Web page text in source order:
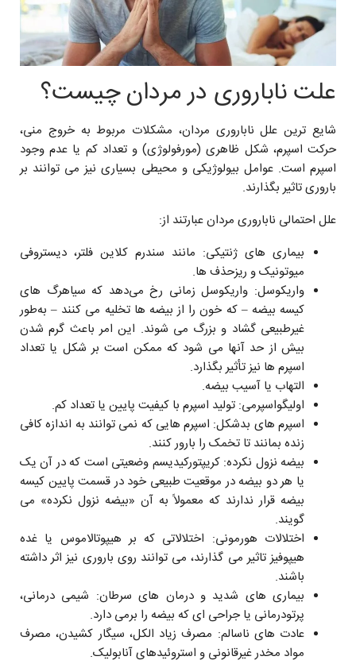
علت ناباروری در مردان چیست؟
شایع ‌ترین علل ناباروری مردان، مشکلات مربوط به خروج منی،
حرکت اسپرم، شکل ظاهری (مورفولوژی) و تعداد کم یا عدم وجود
اسپرم است. عوامل بیولوژیکی و محیطی بسیاری نیز می ‌توانند بر
باروری تاثیر بگذارند.
علل احتمالی ناباروری مردان عبارتند از:
بیماری ‌های ژنتیکی: مانند سندرم کلاین‌ فلتر، دیستروفی
میوتونیک و ریزحذف ‌ها.
واریکوسل: واریکوسل زمانی رخ می‌دهد که سیاهرگ ‌های
کیسه بیضه – که خون را از بیضه ‌ها تخلیه می ‌کنند – به‌طور
غیرطبیعی گشاد و بزرگ می ‌شوند. این امر باعث گرم شدن
بیش از حد آنها می ‌شود که ممکن است بر شکل یا تعداد
اسپرم ‌ها نیز تأثیر بگذارد.
التهاب یا آسیب بیضه.
اولیگواسپرمی: تولید اسپرم با کیفیت پایین یا تعداد کم.
اسپرم‌ های بدشکل: اسپرم‌ هایی که نمی ‌توانند به اندازه کافی
زنده بمانند تا تخمک را بارور کنند.
بیضه نزول نکرده: کریپتورکیدیسم وضعیتی است که در آن یک
یا هر دو بیضه در موقعیت طبیعی خود در قسمت پایین کیسه
بیضه قرار ندارند که معمولاً به آن «بیضه نزول نکرده» می
گویند.
اختلالات هورمونی: اختلالاتی که بر هیپوتالاموس یا غده
هیپوفیز تاثیر می ‌گذارند، می‌ توانند روی باروری نیز اثر داشته
باشند.
بیماری‌ های شدید و درمان ‌های سرطان: شیمی‌ درمانی،
پرتودرمانی یا جراحی ای که بیضه را برمی‌ دارد.
عادت های ناسالم: مصرف زیاد الکل، سیگار کشیدن، مصرف
مواد مخدر غیرقانونی و استروئیدهای آنابولیک.